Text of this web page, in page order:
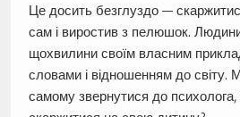
Це досить безглуздо —
сам і виростив з пелюшок.
щохвилини своїм власним
словами і відношенням до світу.
самому звернутися до психолога,